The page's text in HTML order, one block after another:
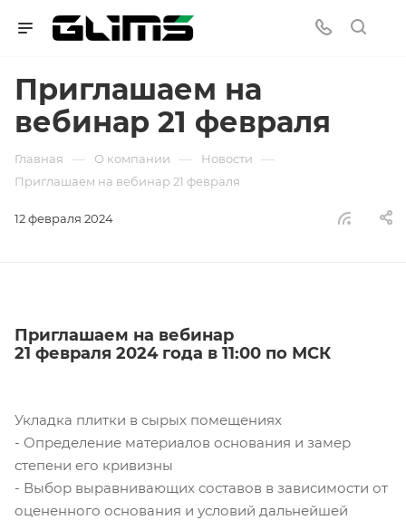
Приглашаем на
вебинар 21 февраля
Главная — О компании — Новости —
Приглашаем на вебинар 21 февраля
12 февраля 2024
Приглашаем на вебинар
21 февраля 2024 года в 11:00 по МСК
Укладка плитки в сырых помещениях
- Определение материалов основания и замер
степени его кривизны
- Выбор выравнивающих составов в зависимости от
оцененного основания и условий дальнейшей